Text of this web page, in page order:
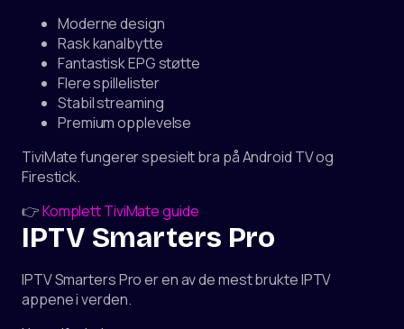
Moderne design
Rask kanalbytte
Fantastisk EPG støtte
Flere spillelister
Stabil streaming
Premium opplevelse
TiviMate fungerer spesielt bra på Android TV og
Firestick.
👉Komplett TiviMate guide
IPTV Smarters Pro
IPTV Smarters Pro er en av de mest brukte IPTV
appene i verden.